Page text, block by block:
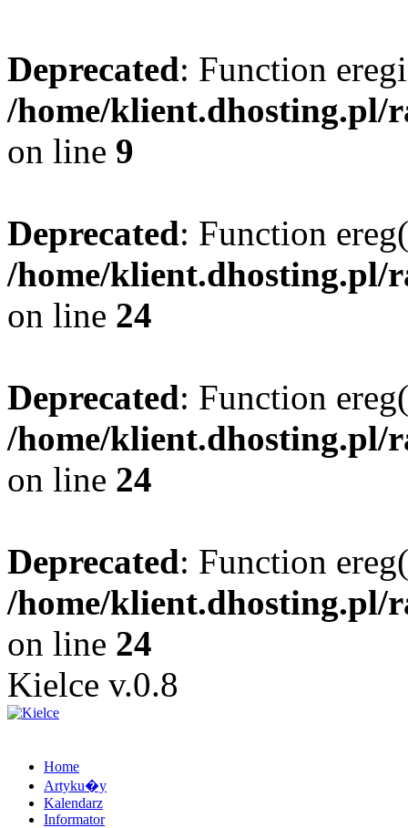
Deprecated: Function
/home/klient.dhosting.pl/
on line 9
Deprecated: Function
/home/klient.dhosting.pl/
on line 24
Deprecated: Function
/home/klient.dhosting.pl/
on line 24
Deprecated: Function
/home/klient.dhosting.pl/
on line 24
Kielce v.0.8
Home
Artyku�y
Kalendarz
Informator